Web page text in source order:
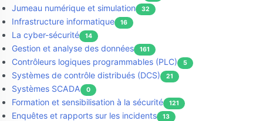
Jumeau numérique et simulation 32
Infrastructure informatique 16
La cyber-sécurité 14
Gestion et analyse des données 161
Contrôleurs logiques programmables (PLC) 5
Systèmes de contrôle distribués (DCS) 21
Systèmes SCADA 0
Formation et sensibilisation à la sécurité 121
Enquêtes et rapports sur les incidents 13